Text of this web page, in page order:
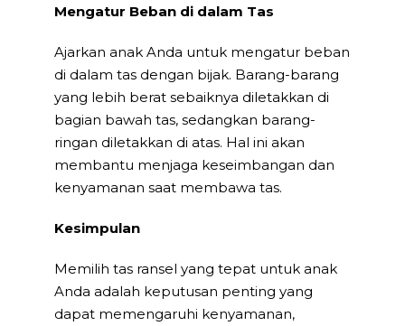
Mengatur Beban di dalam Tas
Ajarkan anak Anda untuk mengatur beban
di dalam tas dengan bijak. Barang-barang
yang lebih berat sebaiknya diletakkan di
bagian bawah tas, sedangkan barang-
ringan diletakkan di atas. Hal ini akan
membantu menjaga keseimbangan dan
kenyamanan saat membawa tas.
Kesimpulan
Memilih tas ransel yang tepat untuk anak
Anda adalah keputusan penting yang
dapat memengaruhi kenyamanan,